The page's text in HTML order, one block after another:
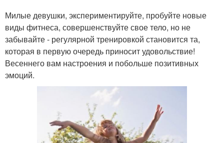
Милые девушки, экспериментируйте, пробуйте новые
виды фитнеса, совершенствуйте свое тело, но не
забывайте - регулярной тренировкой становится та,
которая в первую очередь приносит удовольствие!
Весеннего вам настроения и побольше позитивных
эмоций.